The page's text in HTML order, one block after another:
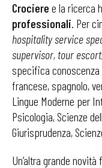
Crociere e la ricerca
professionali. Per
hospitality service
supervisor, tour
specifica
francese, spagnolo,
Lingue Moderne per
Psicologia, Scienze
Giurisprudenza,
Un’altra grande